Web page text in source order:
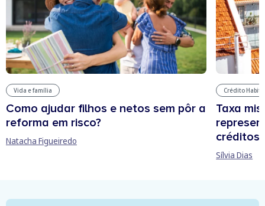
Vida e família
Como ajudar filhos e netos sem pôr a
reforma em risco?
Natacha Figueiredo
Crédito
Taxa
créditos
Sílvia Dias